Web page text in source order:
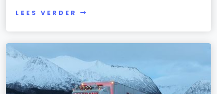
LEES VERDER